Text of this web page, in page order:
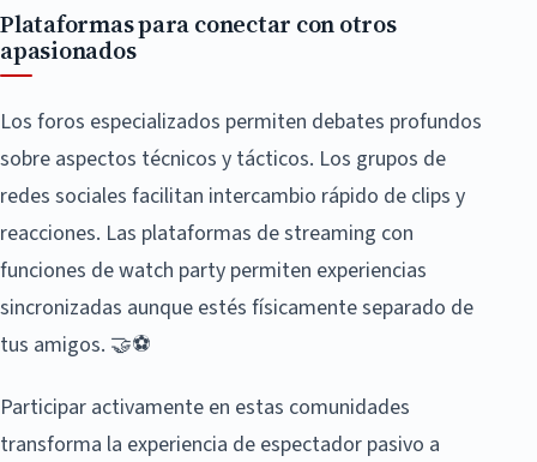
Plataformas para conectar con otros
apasionados
Los foros especializados permiten debates profundos
sobre aspectos técnicos y tácticos. Los grupos de
redes sociales facilitan intercambio rápido de clips y
reacciones. Las plataformas de streaming con
funciones de watch party permiten experiencias
sincronizadas aunque estés físicamente separado de
tus amigos. 🤝⚽
Participar activamente en estas comunidades
transforma la experiencia de espectador pasivo a